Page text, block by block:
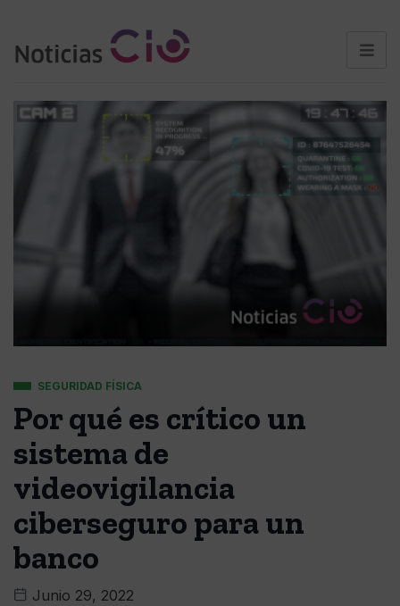
SEGURIDAD FÍSICA
Por qué es crítico un
sistema de
videovigilancia
ciberseguro para un
banco
Junio 29, 2022